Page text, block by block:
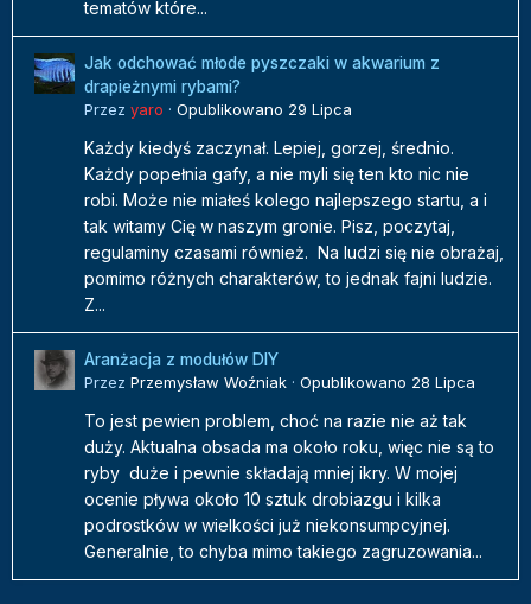
tematów które...
Jak odchować młode pyszczaki w akwarium z
drapieżnymi rybami?
Przez yaro · Opublikowano 29 Lipca
Każdy kiedyś zaczynał. Lepiej, gorzej, średnio.
Każdy popełnia gafy, a nie myli się ten kto nic nie
robi. Może nie miałeś kolego najlepszego startu, a i
tak witamy Cię w naszym gronie. Pisz, poczytaj,
regulaminy czasami również. Na ludzi się nie obrażaj,
pomimo różnych charakterów, to jednak fajni ludzie.
Z...
Aranżacja z modułów DIY
Przez Przemysław Woźniak · Opublikowano 28 Lipca
To jest pewien problem, choć na razie nie aż tak
duży. Aktualna obsada ma około roku, więc nie są to
ryby duże i pewnie składają mniej ikry. W mojej
ocenie pływa około 10 sztuk drobiazgu i kilka
podrostków w wielkości już niekonsumpcyjnej.
Generalnie, to chyba mimo takiego zagruzowania...